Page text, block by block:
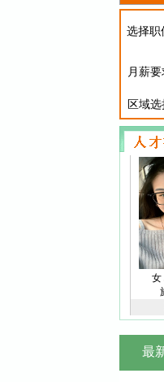
选择职
月薪要
区域选
女
最